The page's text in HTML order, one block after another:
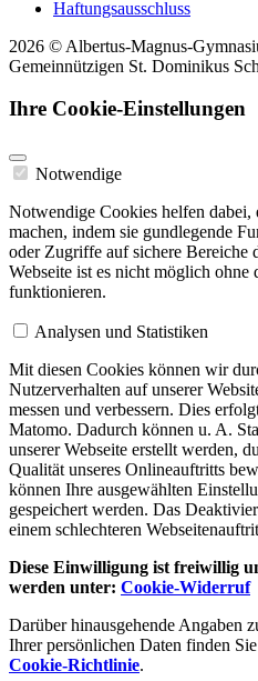
Haftungsausschluss
2026 © Albertus-Magnus-
Gemeinnützigen St. Dominikus
Ihre Cookie-Einstellungen
Notwendige
Notwendige Cookies helfen dabei,
machen, indem sie gundlegende
oder Zugriffe auf sichere Bereiche
Webseite ist es nicht möglich ohne
funktionieren.
Analysen und Statistiken
Mit diesen Cookies können wir
Nutzerverhalten auf unserer
messen und verbessern. Dies
Matomo. Dadurch können u. A.
unserer Webseite erstellt werden,
Qualität unseres Onlineauftritts
können Ihre ausgewählten
gespeichert werden. Das
einem schlechteren
Diese Einwilligung ist freiwillig
werden unter: Cookie-Widerruf
Darüber hinausgehende Angaben
Ihrer persönlichen Daten finden
Cookie-Richtlinie.